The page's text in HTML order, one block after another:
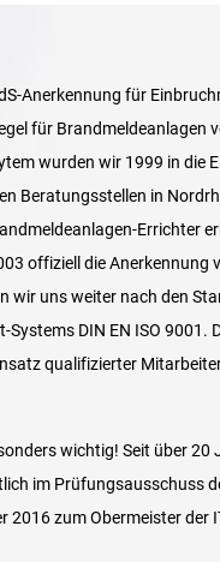
Anerkennung für
für Brandmeldeanlagen
wurden wir 1999 in die
Beratungsstellen in
Errichter
offiziell die Anerkennung
wir uns weiter nach den
DIN EN ISO 9001.
qualifizierter
wichtig! Seit über 20
im Prüfungsausschuss
2016 zum Obermeister der